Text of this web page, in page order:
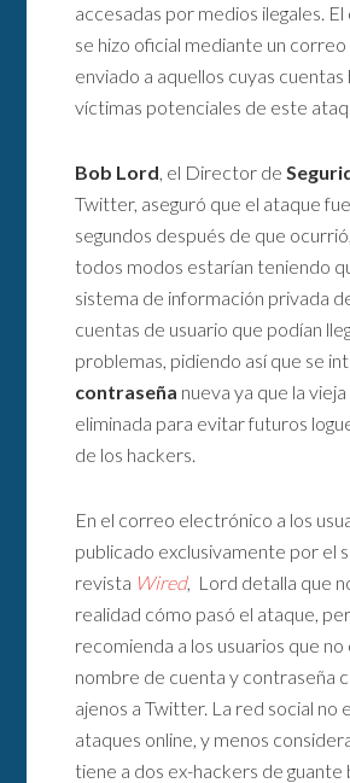
accesadas por medios ilegales.
se hizo oficial mediante un
enviado a aquellos cuyas cuentas
víctimas potenciales de este
Bob Lord, el Director de
Twitter, aseguró que el ataque
segundos después de que
todos modos estarían teniendo
sistema de información privada
cuentas de usuario que podían
problemas, pidiendo así que se
contraseña nueva ya que la
eliminada para evitar futuros
de los hackers.
En el correo electrónico a los
publicado exclusivamente por el
revista Wired, Lord detalla que
realidad cómo pasó el ataque,
recomienda a los usuarios que
nombre de cuenta y contraseña
ajenos a Twitter. La red social no
ataques online, y menos
tiene a dos ex-hackers de guante